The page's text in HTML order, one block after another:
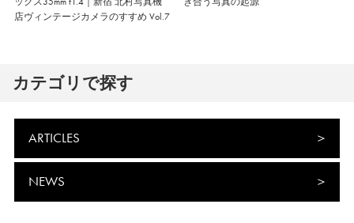
店ヴィンテージカメラのすすめ Vol.7
カテゴリで探す
ARTICLES
NEWS